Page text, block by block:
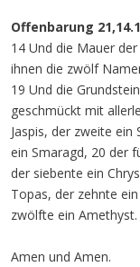
Offenbarung
14 Und die Mauer
ihnen die zwölf
19 Und die
geschmückt mit
Jaspis, der zweite
ein Smaragd, 20 der
der siebente ein
Topas, der zehnte
zwölfte ein Amethyst.
Amen und Amen.